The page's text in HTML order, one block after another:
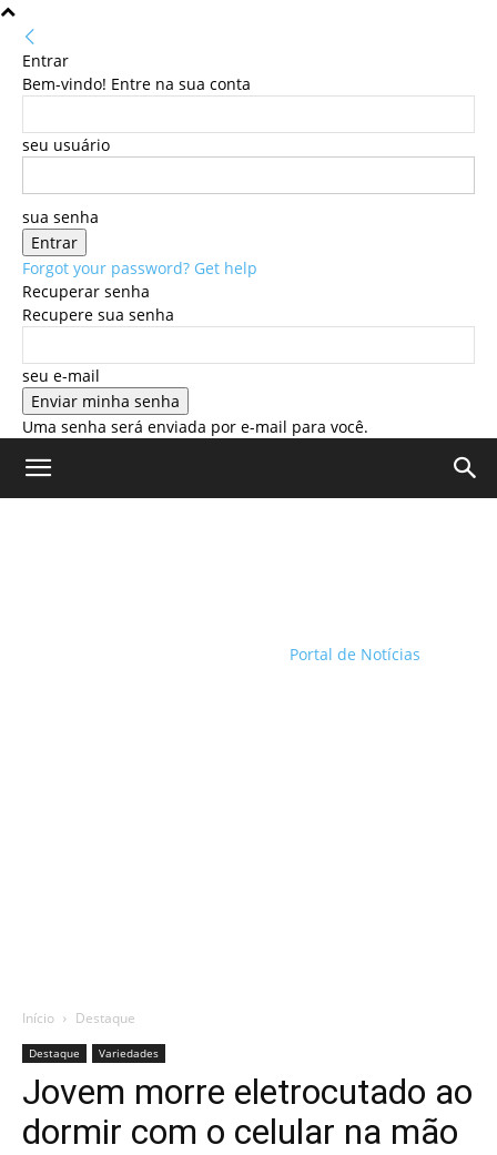
Entrar
Bem-vindo! Entre na sua conta
seu usuário
sua senha
Forgot your password? Get help
Recuperar senha
Recupere sua senha
seu e-mail
Uma senha será enviada por e-mail para você.
Portal de Notícias
Início Destaque
Destaque Variedades
Jovem morre eletrocutado ao
dormir com o celular na mão